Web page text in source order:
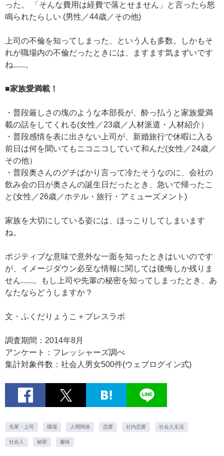
った。 「そんな費用は経費で落とせません」と言ったら怒
鳴られたらしい (男性／44歳／その他)
上司の不倫を知ってしまった、という人も多数。しかもそ
れが職場内の不倫だったときには、ますます気まずいです
ね......。
■家族愛満載！
・普段厳しさの塊のような本部長が、酔っ払うと家族愛満
載の話をしてくれる(女性／23歳／人材派遣・人材紹介）
・普段感情を表に出さない上司が、新婚旅行で休暇に入る
前日は何を聞いてもニコニコしていて和んだ(女性／24歳／
その他）
・普段奥さんのグチばかり言って冷たそうなのに、会社の
飲み会の日が奥さんの誕生日だったとき、急いで帰ったこ
と(女性／26歳／ホテル・旅行・アミューズメント)
家族を大切にしている姿には、ほっこりしてしまいます
ね。
ポジティブな意味で意外な一面を知ったときはいいのです
が、イメージダウン必至な情報に関しては後悔しか残りま
せん......。もし上司や先輩の秘密を知ってしまったとき、あ
なたならどうしますか？
文・ふくだりょうこ＋プレスラボ
調査期間：2014年8月
アンケート：フレッシャーズ調べ
集計対象件数：社会人男女500件(ウェブログイン式)
先輩・上司 職場 人間関係 恋愛 社内恋愛 社会人生活
社会人 秘密 趣味